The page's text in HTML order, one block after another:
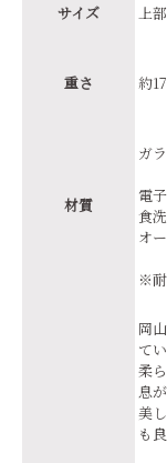
サイズ 上
重さ 約
材質
ガ
電
食
オ
※耐
岡
てい
柔
息
美
も